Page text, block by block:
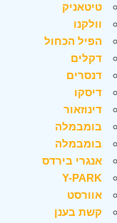
טיטאניק
וולקנו
הפיל הכחול
דקלים
דנסרים
דיסקו
דינוזאור
בומבמלה
בומבמלה
אנגרי בירדס
Y-PARK
אוורסט
קשת בענן